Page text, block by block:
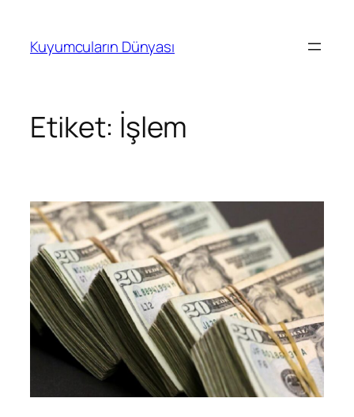
Kuyumcuların Dünyası
Etiket: İşlem